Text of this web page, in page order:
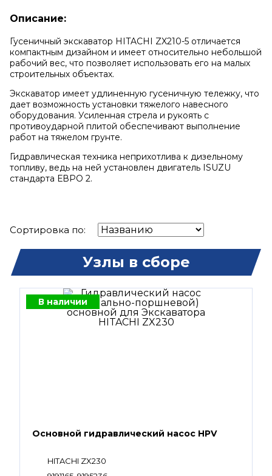
Описание:
Гусеничный экскаватор HITACHI ZX210-5 отличается
компактным дизайном и имеет относительно небольшой
рабочий вес, что позволяет использовать его на малых
строительных объектах.
Экскаватор имеет удлиненную гусеничную тележку, что
дает возможность установки тяжелого навесного
оборудования. Усиленная стрела и рукоять с
противоударной плитой обеспечивают выполнение
работ на тяжелом грунте.
Гидравлическая техника неприхотлива к дизельному
топливу, ведь на ней установлен двигатель ISUZU
стандарта ЕВРО 2.
Сортировка по:
Узлы в сборе
В наличии
Основной гидравлический насос HPV
HITACHI ZX230